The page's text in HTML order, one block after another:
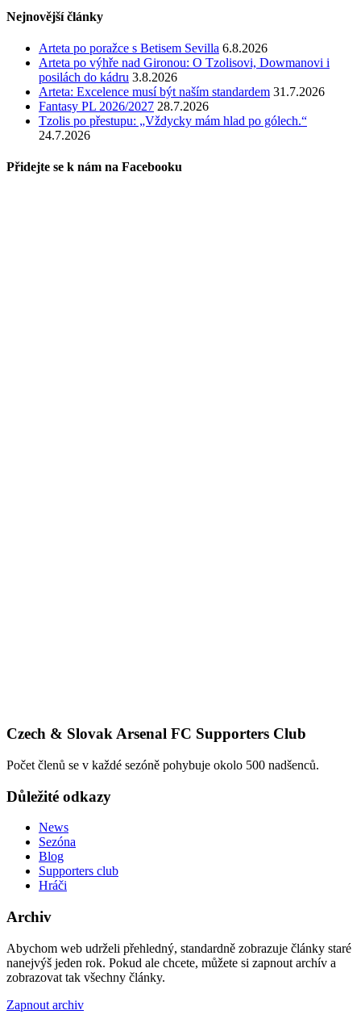
Nejnovější články
Arteta po poražce s Betisem Sevilla 6.8.2026
Arteta po výhře nad Gironou: O Tzolisovi, Dowmanovi i
posilách do kádru 3.8.2026
Arteta: Excelence musí být naším standardem 31.7.2026
Fantasy PL 2026/2027 28.7.2026
Tzolis po přestupu: „Vždycky mám hlad po gólech.“
24.7.2026
Přidejte se k nám na Facebooku
Czech & Slovak Arsenal FC Supporters Club
Počet členů se v každé sezóně pohybuje okolo 500 nadšenců.
Důležité odkazy
News
Sezóna
Blog
Supporters club
Hráči
Archiv
Abychom web udrželi přehledný, standardně zobrazuje články staré
nanejvýš jeden rok. Pokud ale chcete, můžete si zapnout archív a
zobrazovat tak všechny články.
Zapnout archiv